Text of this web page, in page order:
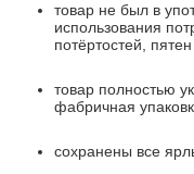
товар не был в
использования
потёртостей,
товар полностью
фабричная
сохранены все